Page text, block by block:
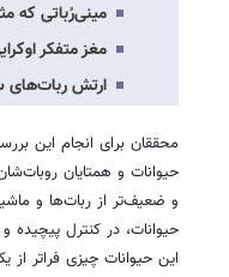
مینی‌رُباتی که
مغز متفکر
ارتش ربات‌های
محققان برای انجام این
حیوانات و همتایان
و ضعیف‌تر از ربات‌ها و
حیوانات، در کنترل
این حیوانات چیزی فراتر